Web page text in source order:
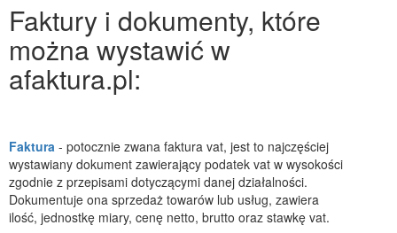
Faktury i dokumenty, które
można wystawić w
afaktura.pl:
Faktura - potocznie zwana faktura vat, jest to najczęściej
wystawiany dokument zawierający podatek vat w wysokości
zgodnie z przepisami dotyczącymi danej działalności.
Dokumentuje ona sprzedaż towarów lub usług, zawiera
ilość, jednostkę miary, cenę netto, brutto oraz stawkę vat.